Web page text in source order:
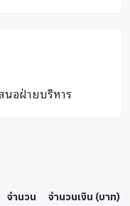
นอฝ่ายบริหาร
จำนวน จำนวนเงิน (บาท)